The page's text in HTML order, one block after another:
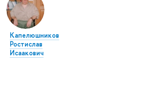
Капелюшников
Ростислав
Исаакович